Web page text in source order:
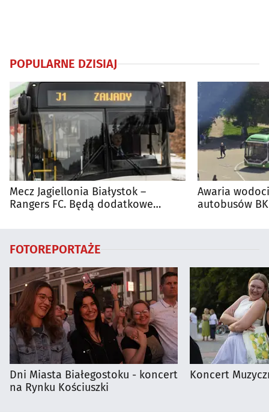
POPULARNE DZISIAJ
Mecz Jagiellonia Białystok –
Rangers FC. Będą dodatkowe
Awaria
autobusów
FOTOREPORTAŻE
Dni Miasta Białegostoku - koncert
na Rynku Kościuszki
Koncert